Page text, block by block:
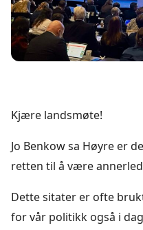
Kjære landsmøte!
Jo Benkow sa Høyre er
retten til å være
Dette sitater er ofte
for vår politikk også i